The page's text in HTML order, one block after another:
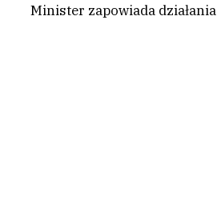
Minister zapowiada działania